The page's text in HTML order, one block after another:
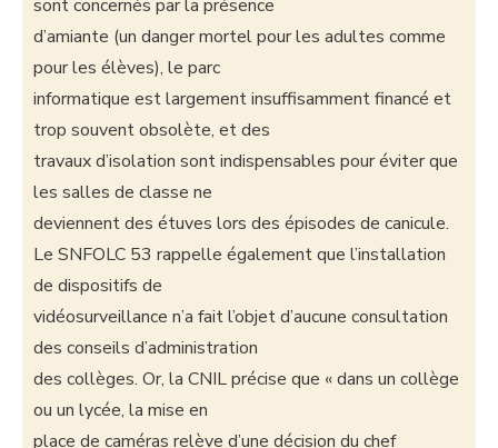
sont concernés par la présence
d’amiante (un danger mortel pour les adultes comme
pour les élèves), le parc
informatique est largement insuffisamment financé et
trop souvent obsolète, et des
travaux d’isolation sont indispensables pour éviter que
les salles de classe ne
deviennent des étuves lors des épisodes de canicule.
Le SNFOLC 53 rappelle également que l’installation
de dispositifs de
vidéosurveillance n’a fait l’objet d’aucune consultation
des conseils d’administration
des collèges. Or, la CNIL précise que « dans un collège
ou un lycée, la mise en
place de caméras relève d’une décision du chef